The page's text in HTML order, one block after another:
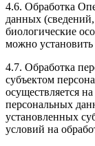
4.6. Обработка
данных
биологические
можно установить
4.7. Обработка
субъектом
осуществляется
персональных
установленных
условий на